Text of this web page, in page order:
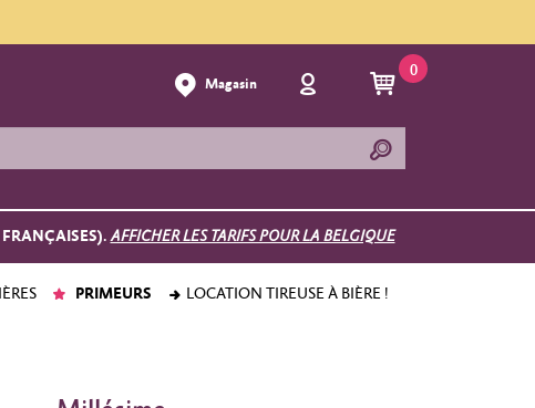
Magasin
0
FRANÇAISES).AFFICHER LES TARIFS POUR LA BELGIQUE
PRIMEURS LOCATION TIREUSE À BIÈRE !